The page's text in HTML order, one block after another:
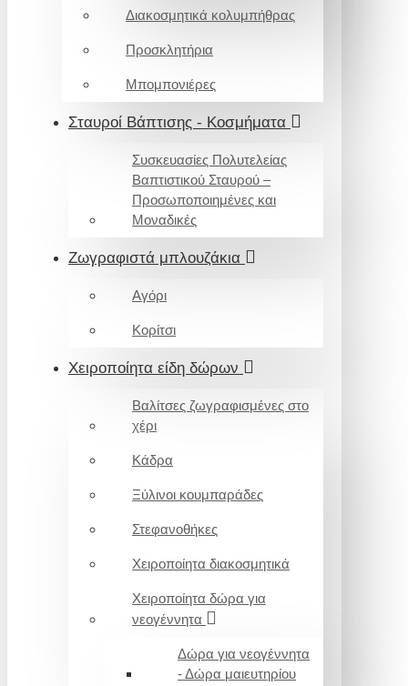
Διακοσμητικά κολυμπήθρας
Προσκλητήρια
Μπομπονιέρες
Σταυροί Βάπτισης - Κοσμήματα
Συσκευασίες Πολυτελείας
Βαπτιστικού Σταυρού –
Προσωποποιημένες και
Μοναδικές
Ζωγραφιστά μπλουζάκια
Αγόρι
Κορίτσι
Χειροποίητα είδη δώρων
Βαλίτσες ζωγραφισμένες στο
χέρι
Κάδρα
Ξύλινοι κουμπαράδες
Στεφανοθήκες
Χειροποίητα διακοσμητικά
Χειροποίητα δώρα για
νεογέννητα
Δώρα για νεογέννητα
- Δώρα μαιευτηρίου